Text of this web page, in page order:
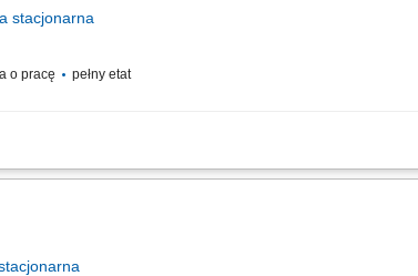
stacjonarna
o pracę pełny etat
a także utrzymywanie i rozwój współpracy, realizacja